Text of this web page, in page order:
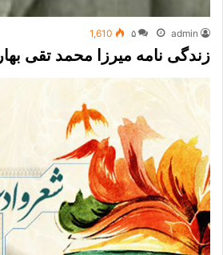
admin ۵ 1,610
زندگی نامه میرزا محمد تقی بهار